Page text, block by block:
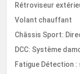
Rétroviseur
Volant chauffant
Châssis Sport:
DCC: Système
Fatigue Détection